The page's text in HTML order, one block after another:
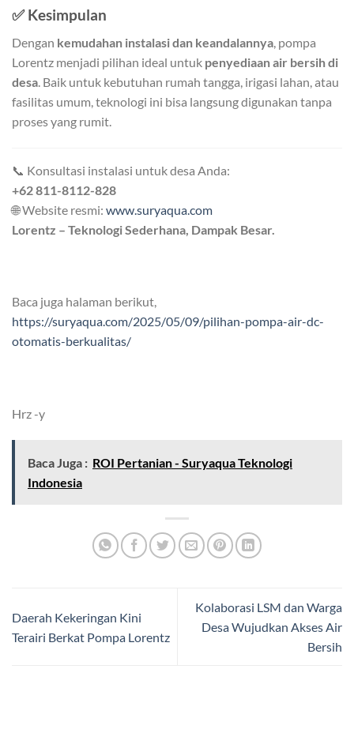
✅ Kesimpulan
Dengan kemudahan instalasi dan keandalannya, pompa
Lorentz menjadi pilihan ideal untuk penyediaan air bersih di
desa. Baik untuk kebutuhan rumah tangga, irigasi lahan, atau
fasilitas umum, teknologi ini bisa langsung digunakan tanpa
proses yang rumit.
📞 Konsultasi instalasi untuk desa Anda:
+62 811-8112-828
🌐 Website resmi: www.suryaqua.com
Lorentz – Teknologi Sederhana, Dampak Besar.
Baca juga halaman berikut,
https://suryaqua.com/2025/05/09/pilihan-pompa-air-dc-
otomatis-berkualitas/
Hrz -y
Baca Juga : ROI Pertanian - Suryaqua Teknologi
Indonesia
Daerah Kekeringan Kini
Terairi Berkat Pompa Lorentz
Kolaborasi LSM dan Warga
Desa Wujudkan Akses Air
Bersih